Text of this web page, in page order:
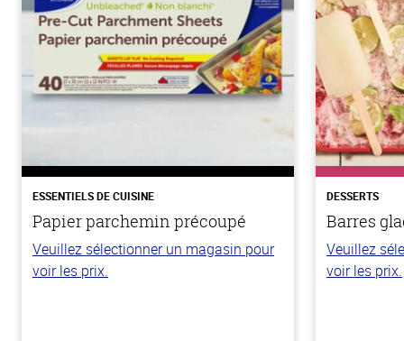
ESSENTIELS DE CUISINE
Papier parchemin précoupé
Veuillez sélectionner un magasin pour
voir les prix.
DESSERTS
Barres
Veuillez
voir les prix.